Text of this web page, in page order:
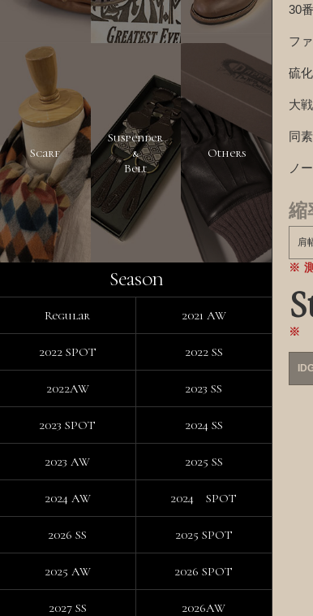
30
フ
硫
大
同
ノ
縮
肩
Scarf
Suspender
&
Belt
Others
Season
Regular 2021 AW
2022 SPOT 2022 SS
2022AW 2023 SS
2023 SPOT 2024 SS
2023 AW 2025 SS
2024 AW 2024 SPOT
2026 SS 2025 SPOT
2025 AW 2026 SPOT
2027 SS 2026AW